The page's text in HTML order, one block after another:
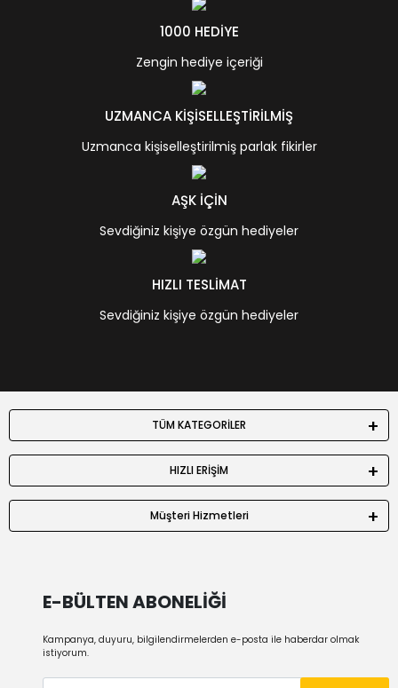
1000 HEDİYE
Zengin hediye içeriği
UZMANCA KİŞİSELLEŞTİRİLMİŞ
Uzmanca kişiselleştirilmiş parlak fikirler
AŞK İÇİN
Sevdiğiniz kişiye özgün hediyeler
HIZLI TESLİMAT
Sevdiğiniz kişiye özgün hediyeler
TÜM KATEGORİLER
HIZLI ERİŞİM
Müşteri Hizmetleri
E-BÜLTEN ABONELİĞİ
Kampanya, duyuru, bilgilendirmelerden e-posta ile haberdar olmak
istiyorum.